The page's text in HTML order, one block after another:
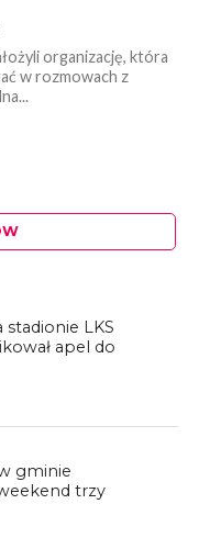
organizację, która
w rozmowach z
stadionie LKS
apel do
gminie
trzy